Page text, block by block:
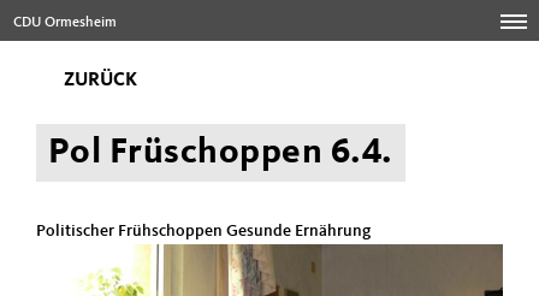
CDU Ormesheim
ZURÜCK
Pol Früschoppen 6.4.
Politischer Frühschoppen Gesunde Ernährung